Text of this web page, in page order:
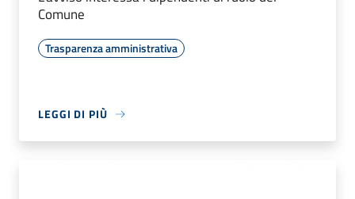
Comune
Trasparenza amministrativa
LEGGI DI PIÙ